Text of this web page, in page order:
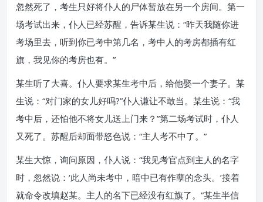
忽然死了，考生只好将仆人的尸体暂放在另一个房间。第一
场考试出来，仆人已经苏醒，告诉某生说：“昨天我随你进
考场里去，听到你已考中第几名，考中人的考房都插有红
旗，我见你的考房也有。”
某生听了大喜。仆人要求某生考中后，给他娶一个妻子。某
生说：“对门家的女儿好吗?”仆人谦让不敢当。某生说：“我
考中后，还怕他不将女儿送上门来？”第二场考试时，仆人
又死了。苏醒后却面带怒色说：“主人考不中了。”
某生大惊，询问原因，仆人说：“我见考官点到主人的名字
时，忽然说：‘此人尚未考中，暗中已有作孽的念头。’接着
就命令改填赵某。主人的名下已经没有红旗了。”某生半信